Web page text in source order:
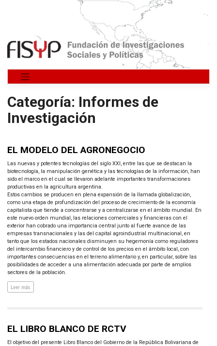
Saltar
Categoría: Informes de
Investigación
EL MODELO DEL AGRONEGOCIO
Las nuevas y potentes tecnologías del siglo XXI, entre las que se destacan la
biotecnología, la manipulación genética y las tecnologías de la información, han
sido el marco en el cual se llevaron adelante importantes transformaciones
productivas en la agricultura argentina.
Estos cambios se producen en plena expansión de la llamada globalización,
como una etapa de profundización del proceso de crecimiento de la economía
capitalista que tiende a concentrarse y a centralizarse en el ámbito mundial. En
este nuevo orden mundial, las relaciones comerciales y financieras con el
exterior han cobrado una importancia central junto al fuerte avance de las
empresas transnacionales y las del capital agroindustrial multinacional, en
tanto que los estados nacionales disminuyen su hegemonía como reguladores
del intercambio financiero y de control de los precios en el ámbito local, con
importantes consecuencias en el terreno alimentario y, en particular, sobre las
posibilidades de acceder a una alimentación adecuada por parte de amplios
sectores de la población.
Leer más
EL LIBRO BLANCO DE RCTV
El objetivo del presente Libro Blanco del Gobierno de la República Bolivariana de